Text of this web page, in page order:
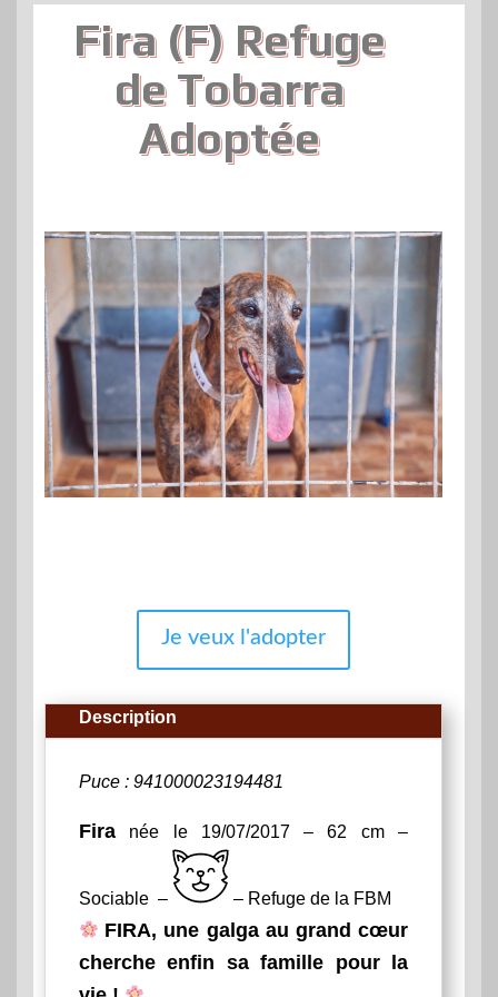
Fira (F) Refuge
de Tobarra
Adoptée
Je veux l'adopter
Description
Puce : 941000023194481
Fira née le 19/07/2017 – 62 cm –
Sociable – – Refuge de la FBM
FIRA, une galga au grand cœur
cherche enfin sa famille pour la